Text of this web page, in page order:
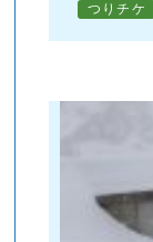
つりチケ